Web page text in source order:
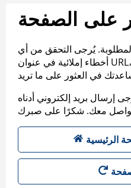
على الصفحة
يُرجى التحقق من أي
أخطاء إملائية في عنوان URL، أو عرض خريطة الموقع
بريد إلكتروني أدناه
الرئيسية